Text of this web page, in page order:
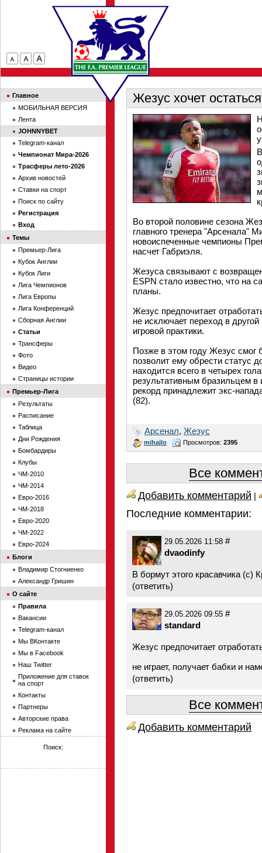
Жезус хочет
Во второй половине сезона
главного тренера "Арсенала"
новоиспеченные чемпионы
насчет Габриэля.
Жезуса связывают с
ESPN стало известно, что на
планы.
Жезус предпочитает
не исключает переход в
игровой практики.
Позже в этом году Жезус смог
позволит ему обрести статус
находится всего в четырех
результативным бразильцем
рекорд принадлежит экс-
(82).
Арсенал, Жезус
mihajlo Просмотров: 2395
Все
Добавить комментарий |
Последние комментарии:
29.05.2026 11:58 #
dvaodinfy
В бормут этого красавчика (с)
(ответить)
29.05.2026 09:55 #
standard
Жезус предпочитает
не играет, получает бабки и
(ответить)
Все
Добавить комментарий
Главное
МОБИЛЬНАЯ ВЕРСИЯ
Лента
JOHNNYBET
Telegram-канал
Чемпионат Мира-2026
Трасферы лето-2026
Архив новостей
Ставки на спорт
Поиск по сайту
Регистрация
Вход
Темы
Премьер-Лига
Кубок Англии
Кубок Лиги
Лига Чемпионов
Лига Европы
Лига Конференций
Сборная Англии
Статьи
Трансферы
Фото
Видео
Страницы истории
Премьер-Лига
Результаты
Расписание
Таблица
Дни Рождения
Бомбардиры
Клубы
ЧМ-2010
ЧМ-2014
Евро-2016
ЧМ-2018
Евро-2020
ЧМ-2022
Евро-2024
Блоги
Владимир Стогниенко
Александр Гришин
О сайте
Правила
Вакансии
Telegram-канал
Мы ВКонтакте
Мы в Facebook
Наш Twitter
Приложение для ставок
на спорт
Контакты
Партнеры
Авторские права
Реклама на сайте
Поиск: